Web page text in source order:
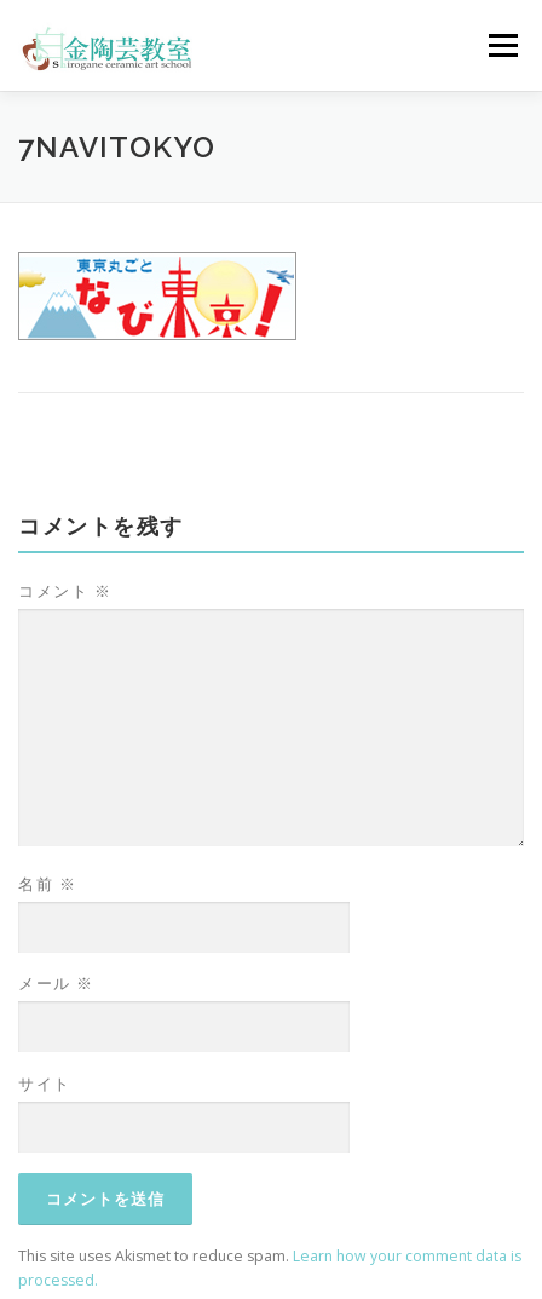
メニュー
陶芸体験コース ウェディングコース
ENGLISH
7NAVITOKYO
コメントを残す
コメント ※
名前 ※
メール ※
サイト
This site uses Akismet to reduce spam. Learn how your comment data is
processed.